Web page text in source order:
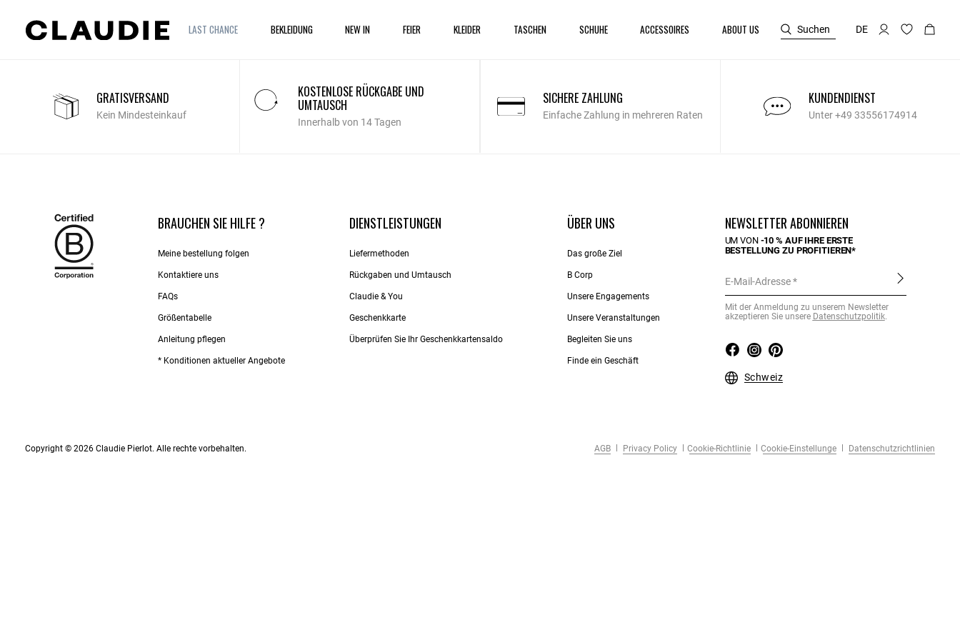
LAST CHANCE BEKLEIDUNG NEW IN FEIER KLEIDER TASCHEN SCHUHE ACCESSOIRES ABOUT US Suchen DE
GRATISVERSAND
Kein Mindesteinkauf
KOSTENLOSE RÜCKGABE UND
UMTAUSCH
Innerhalb von 14 Tagen
SICHERE ZAHLUNG
Einfache Zahlung in mehreren Raten
KUNDENDIENST
Unter +49 33556174914
BRAUCHEN SIE HILFE ?
Meine bestellung folgen
Kontaktiere uns​
FAQs
Größentabelle
Anleitung pflegen
* Konditionen aktueller Angebote
DIENSTLEISTUNGEN
Liefermethoden
Rückgaben und Umtausch
Claudie & You
Geschenkkarte
Überprüfen Sie Ihr Geschenkkartensaldo
ÜBER UNS
Das große Ziel
B Corp
Unsere Engagements
Unsere Veranstaltungen
Begleiten Sie uns
Finde ein Geschäft
NEWSLETTER ABONNIEREN
UM VON -10 % AUF IHRE ERSTE
BESTELLUNG ZU PROFITIEREN*
E-Mail-Adresse
Mit der Anmeldung zu unserem Newsletter
akzeptieren Sie unsere Datenschutzpolitik.
Schweiz
AGB Privacy Policy Cookie-Richtlinie Cookie-Einstellunge Datenschutzrichtlinien
Copyright © 2026 Claudie Pierlot. Alle rechte vorbehalten.